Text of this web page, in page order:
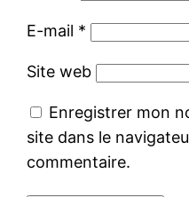
E-mail *
Site web
Enregistrer mon
site dans le
commentaire.